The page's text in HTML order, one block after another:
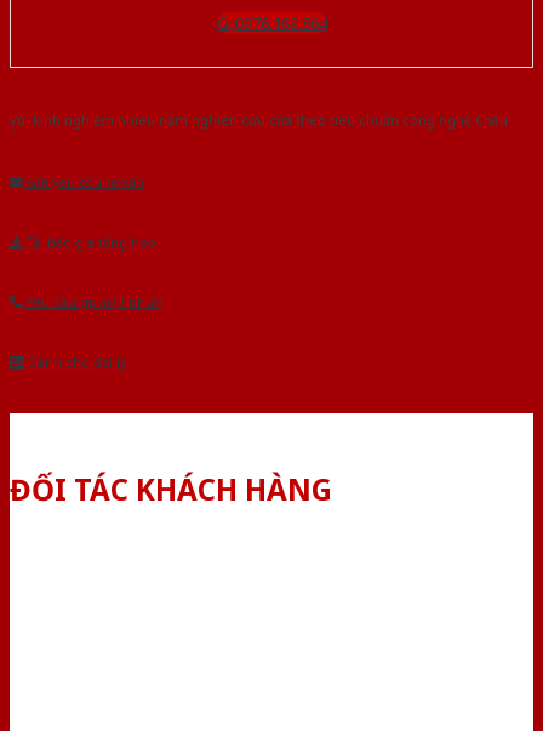
Gọi 0976.169.864
Với kinh nghiệm nhiêu năm nghiên cứu cửa theo tiêu chuẩn công nghệ Châu
Âu.Chúng tôi tự tin là nhà sản xuất & cung cấp hàng đầu tại Việt Nam!
Gửi yêu cầu tư vấn
Tải báo giá tổng hợp
Yêu cầu gọi lại (3 phút)
Dành cho đại lý
ĐỐI TÁC KHÁCH HÀNG